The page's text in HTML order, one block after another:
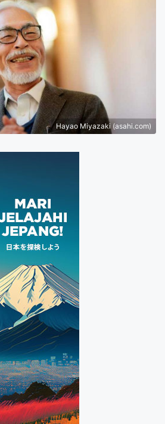
Hayao Miyazaki (asahi.com)